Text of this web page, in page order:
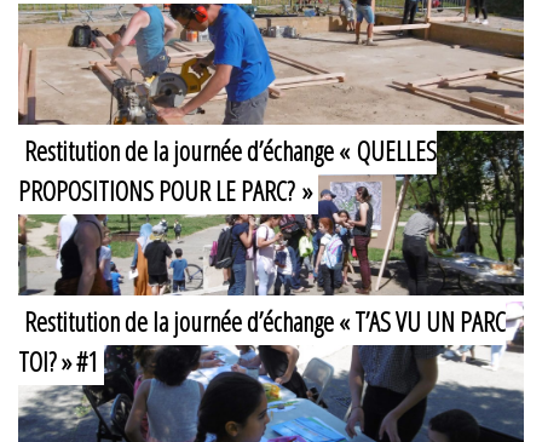
Restitution de la journée d’échange « QUELLES
PROPOSITIONS POUR LE PARC? »
Restitution de la journée d’échange « T’AS VU UN PARC
TOI? » #1